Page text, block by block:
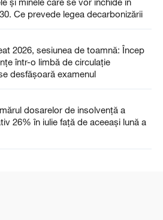
Ce prevede legea decarbonizării
2026, sesiunea de toamnă: Încep
într-o limbă de circulație
desfășoară examenul
dosarelor de insolvenţă a
26% în iulie față de aceeași lună a